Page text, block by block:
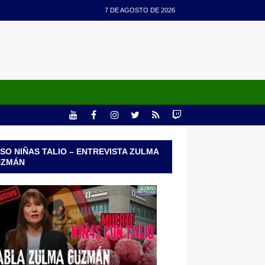
7 DE AGOSTO DE 2026
NIÑAS TALIO – ENTREVISTA ZULMA